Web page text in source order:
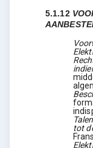
5.1.12
tot
Frans